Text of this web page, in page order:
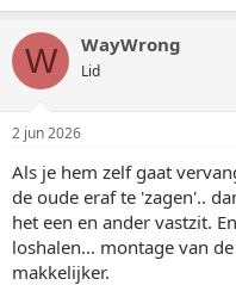
W WayWrong
Lid
2 jun 2026
Als je hem zelf gaat
de oude eraf te 'zagen'..
het een en ander vastzit.
loshalen... montage van
makkelijker.